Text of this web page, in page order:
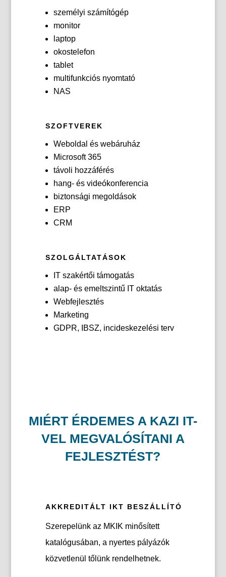
személyi számítógép
monitor
laptop
okostelefon
tablet
multifunkciós nyomtató
NAS
SZOFTVEREK
Weboldal és webáruház
Microsoft 365
távoli hozzáférés
hang- és videókonferencia
biztonsági megoldások
ERP
CRM
SZOLGÁLTATÁSOK
IT szakértői támogatás
alap- és emeltszintű IT oktatás
Webfejlesztés
Marketing
GDPR, IBSZ, incideskezelési terv
MIÉRT ÉRDEMES A KAZI IT-
VEL MEGVALÓSÍTANI A
FEJLESZTÉST?
AKKREDITÁLT IKT BESZÁLLÍTÓ
Szerepelünk az MKIK minősített
katalógusában, a nyertes pályázók
közvetlenül tőlünk rendelhetnek.